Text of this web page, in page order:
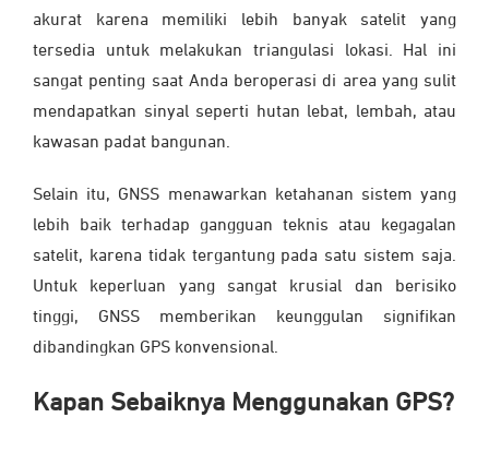
akurat karena memiliki lebih banyak satelit yang
tersedia untuk melakukan triangulasi lokasi. Hal ini
sangat penting saat Anda beroperasi di area yang sulit
mendapatkan sinyal seperti hutan lebat, lembah, atau
kawasan padat bangunan.
Selain itu, GNSS menawarkan ketahanan sistem yang
lebih baik terhadap gangguan teknis atau kegagalan
satelit, karena tidak tergantung pada satu sistem saja.
Untuk keperluan yang sangat krusial dan berisiko
tinggi, GNSS memberikan keunggulan signifikan
dibandingkan GPS konvensional.
Kapan Sebaiknya Menggunakan GPS?